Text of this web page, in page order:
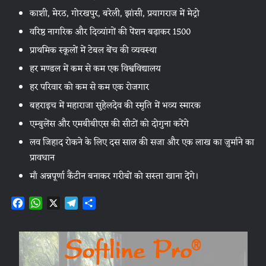
काशी, मेरठ, गोरखपुर, बरेली, झांसी, प्रयागराज में मेट्रो
वरिष्ठ नागरिक और दिव्यांगों की पेंशन बढ़ाकर 1500
प्राथमिक स्कूलों में टेबल बेंच की व्यवस्था
हर मण्डल में कम से कम एक विश्वविद्यालय
हर परिवार को कम से कम एक रोजगार
बहराइच में महाराजा सुहेलदेव की स्मृति में भव्य स्मारक
एम्बुलेंस और एमबीबीएस की सीटों को दोगुना करेंगे
लव जिहाद रोकने के लिए दस साल की सजा और एक लाख का जुर्माने का
प्रावधान
माँ अन्नपूर्णा कैंटीन बनाकर गरीबों को सस्ता खाना देंगे।
F
c
e
b
W
a
t
s
X T
l
e
g
a
r
e